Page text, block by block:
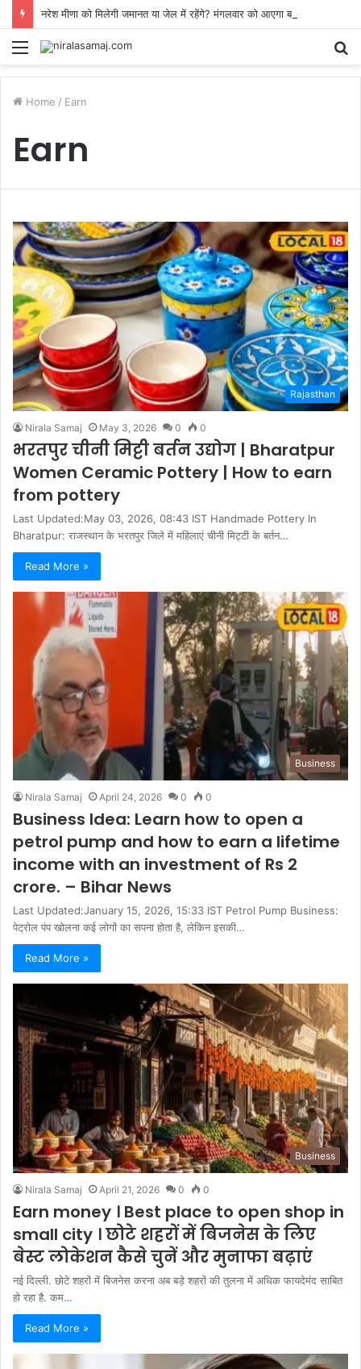
नरेश मीणा को मिलेगी जमानत या जेल में रहेंगे? मंगलवार को आएगा बड़ा फैसला
Menu
Home / Earn
Earn
Rajasthan
Nirala Samaj May 3, 2026 0 0
भरतपुर चीनी मिट्टी बर्तन उद्योग | Bharatpur
Women Ceramic Pottery | How to earn
from pottery
Last Updated:May 03, 2026, 08:43 IST Handmade Pottery In
Bharatpur: राजस्थान के भरतपुर जिले में महिलाएं चीनी मिट्टी के बर्तन…
Read More »
Business
Nirala Samaj April 24, 2026 0 0
Business Idea: Learn how to open a
petrol pump and how to earn a lifetime
income with an investment of Rs 2
crore. – Bihar News
Last Updated:January 15, 2026, 15:33 IST Petrol Pump Business:
पेट्रोल पंप खोलना कई लोगों का सपना होता है, लेकिन इसकी…
Read More »
Business
Nirala Samaj April 21, 2026 0 0
Earn money । Best place to open shop in
small city । छोटे शहरों में बिजनेस के लिए
बेस्ट लोकेशन कैसे चुनें और मुनाफा बढ़ाएं
नई दिल्ली. छोटे शहरों में बिजनेस करना अब बड़े शहरों की तुलना में अधिक फायदेमंद साबित
हो रहा है. कम…
Read More »